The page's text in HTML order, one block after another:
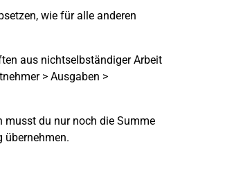
wie für alle anderen
aus nichtselbständiger Arbeit
> Ausgaben >
musst du nur noch die Summe
übernehmen.